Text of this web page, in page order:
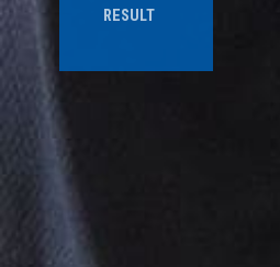
RESULT